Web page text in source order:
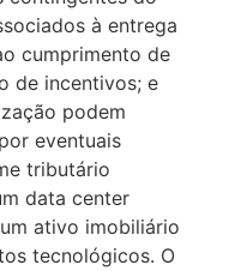
à entrega
cumprimento de
de incentivos; e
podem
eventuais
tributário
data center
ativo imobiliário
tecnológicos. O